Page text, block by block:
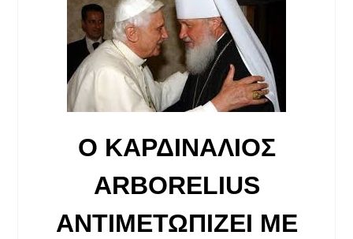
Ο ΚΑΡΔΙΝΑΛΙΟΣ
ARBORELIUS
ΑΝΤΙΜΕΤΩΠΙΖΕΙ ΜΕ